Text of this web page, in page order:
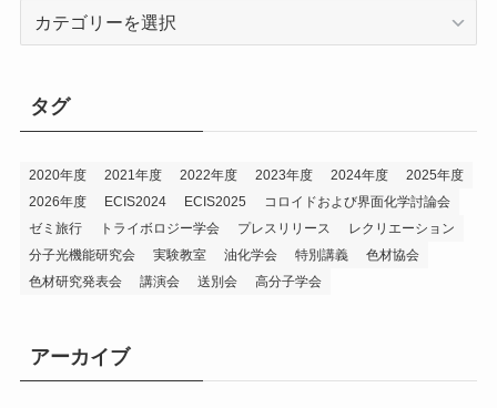
ー
タグ
2020年度 2021年度 2022年度 2023年度 2024年度
2025年度
2026年度
ECIS2024 ECIS2025
コロイドおよび界面化学討論会
ゼミ旅行
トライボロジー学会 プレスリリース
レクリエーション
分子光機能研究会
実験教室 油化学会 特別講義
色材協会
色材研究発表会
講演会 送別会 高分子学会
アーカイブ